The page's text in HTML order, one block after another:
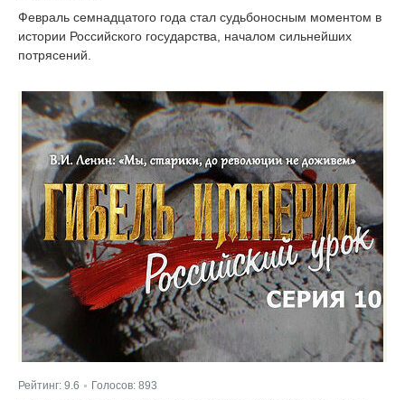
Февраль семнадцатого года стал судьбоносным моментом в
истории Российского государства, началом сильнейших
потрясений.
Рейтинг: 9.6 Голосов: 893